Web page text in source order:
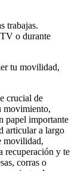
trabajas.
o durante
tu movilidad,
crucial de
movimiento,
papel importante
articular a largo
movilidad,
recuperación y te
corras o